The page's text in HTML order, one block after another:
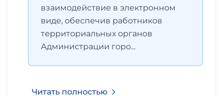
взаимодействие в электронном
виде, обеспечив работников
территориальных органов
Администрации горо...
Читать полностью